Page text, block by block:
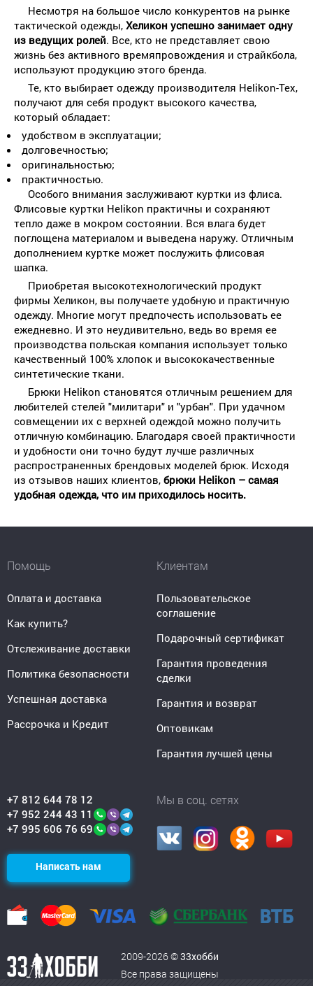
Несмотря на большое число конкурентов на рынке
тактической одежды, Хеликон успешно занимает одну
из ведущих ролей. Все, кто не представляет свою
жизнь без активного времяпровождения и страйкбола,
используют продукцию этого бренда.
Те, кто выбирает одежду производителя Helikon-Tex,
получают для себя продукт высокого качества,
который обладает:
удобством в эксплуатации;
долговечностью;
оригинальностью;
практичностью.
Особого внимания заслуживают куртки из флиса.
Флисовые куртки Helikon практичны и сохраняют
тепло даже в мокром состоянии. Вся влага будет
поглощена материалом и выведена наружу. Отличным
дополнением куртке может послужить флисовая
шапка.
Приобретая высокотехнологический продукт
фирмы Хеликон, вы получаете удобную и практичную
одежду. Многие могут предпочесть использовать ее
ежедневно. И это неудивительно, ведь во время ее
производства польская компания использует только
качественный 100% хлопок и высококачественные
синтетические ткани.
Брюки Helikon становятся отличным решением для
любителей стелей "милитари" и "урбан". При удачном
совмещении их с верхней одеждой можно получить
отличную комбинацию. Благодаря своей практичности
и удобности они точно будут лучше различных
распространенных брендовых моделей брюк. Исходя
из отзывов наших клиентов, брюки Helikon – самая
удобная одежда, что им приходилось носить.
Помощь
Оплата и доставка
Как купить?
Отслеживание доставки
Политика безопасности
Успешная доставка
Рассрочка и Кредит
Клиентам
Пользовательское
соглашение
Подарочный сертификат
Гарантия проведения
сделки
Гарантия и возврат
Оптовикам
Гарантия лучшей цены
+7 812 644 78 12
+7 952 244 43 11
+7 995 606 76 69
Написать нам
Мы в соц. сетях
2009-2026 ©33хобби
Все права защищены